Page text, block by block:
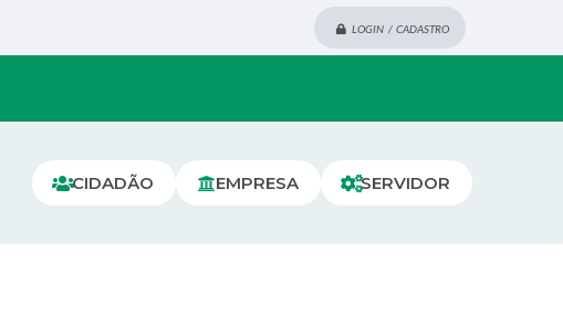
LOGIN / CADASTRO
CIDADÃO EMPRESA SERVIDOR